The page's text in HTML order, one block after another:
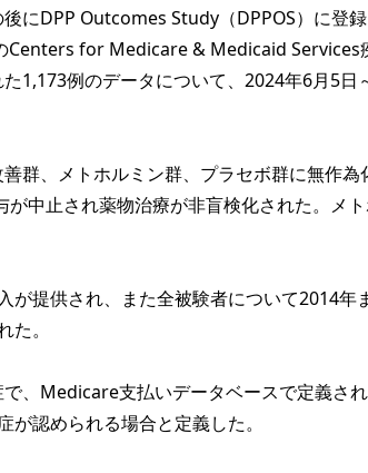
にDPP Outcomes Study（DPPOS）に登
Centers for Medicare & Medicaid Services
1,173例のデータについて、2024年6月5日
群、メトホルミン群、プラセボ群に無作為
が中止され薬物治療が非盲検化された。メ
が提供され、また全被験者について2014年
。
、Medicare支払いデータベースで定義さ
認められる場合と定義した。